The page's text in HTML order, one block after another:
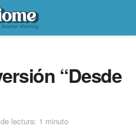
“Desde
lectura: 1 minuto